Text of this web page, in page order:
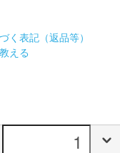
く表記（返品等）
える